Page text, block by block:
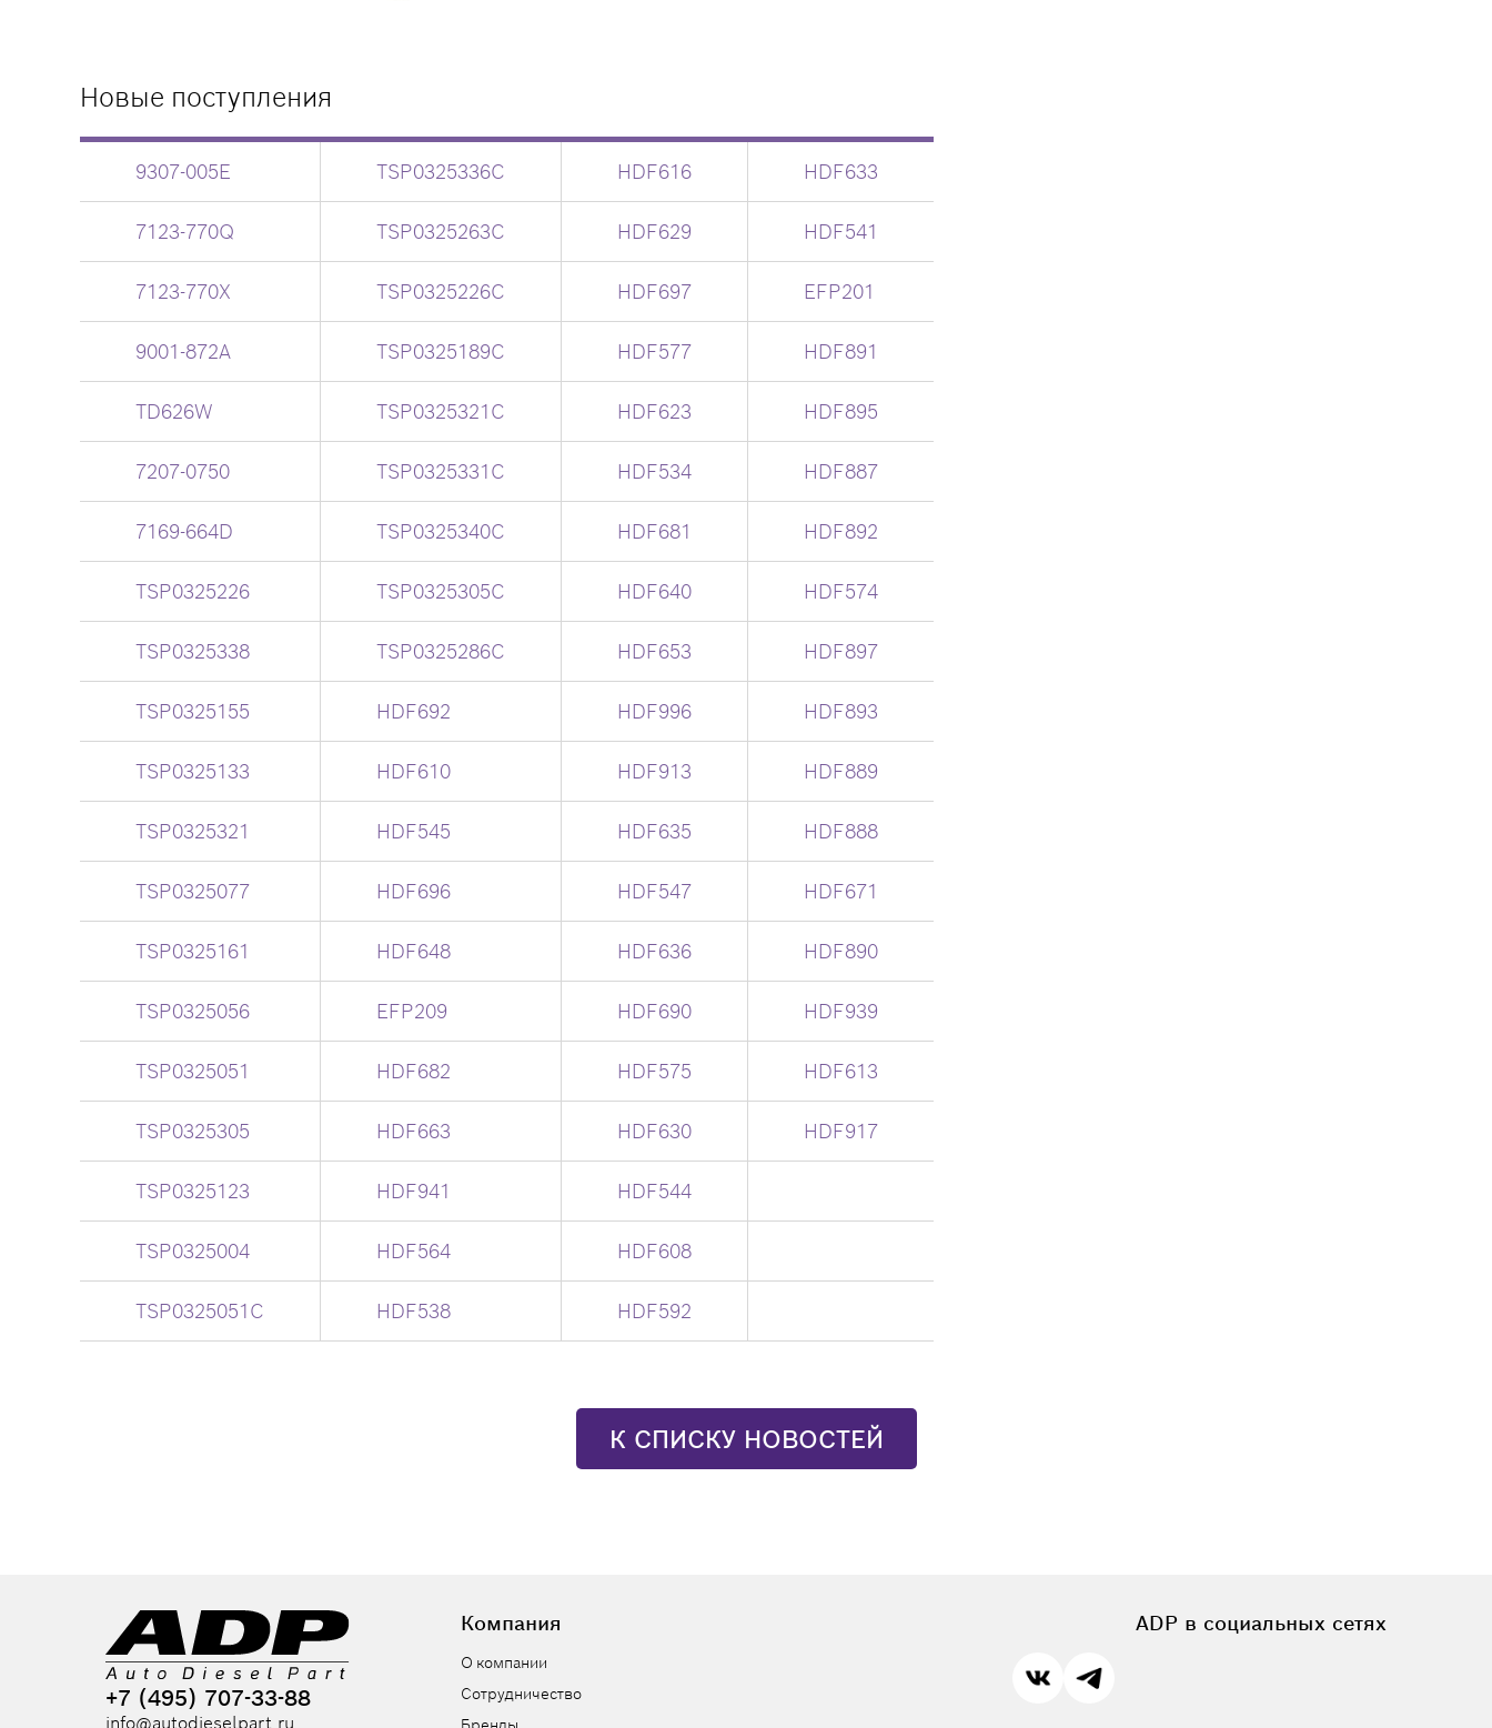
Новые поступления
9307-005E TSP0325336C HDF616 HDF633
7123-770Q TSP0325263C HDF629 HDF541
7123-770X TSP0325226C HDF697 EFP201
9001-872A TSP0325189C HDF577 HDF891
TD626W TSP0325321C HDF623 HDF895
7207-0750 TSP0325331C HDF534 HDF887
7169-664D TSP0325340C HDF681 HDF892
TSP0325226 TSP0325305C HDF640 HDF574
TSP0325338 TSP0325286C HDF653 HDF897
TSP0325155 HDF692 HDF996 HDF893
TSP0325133 HDF610 HDF913 HDF889
TSP0325321 HDF545 HDF635 HDF888
TSP0325077 HDF696 HDF547 HDF671
TSP0325161 HDF648 HDF636 HDF890
TSP0325056 EFP209 HDF690 HDF939
TSP0325051 HDF682 HDF575 HDF613
TSP0325305 HDF663 HDF630 HDF917
TSP0325123 HDF941 HDF544
TSP0325004 HDF564 HDF608
TSP0325051C HDF538 HDF592
К СПИСКУ НОВОСТЕЙ
+7 (495) 707-33-88
info@autodieselpart.ru
Компания
О компании
Сотрудничество
ADP в социальных сетях